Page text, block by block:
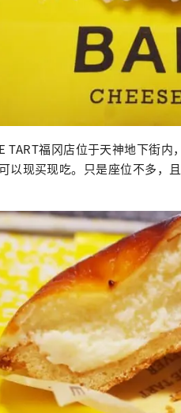
TART福冈店位于天神地下街
以现买现吃。只是座位不多，